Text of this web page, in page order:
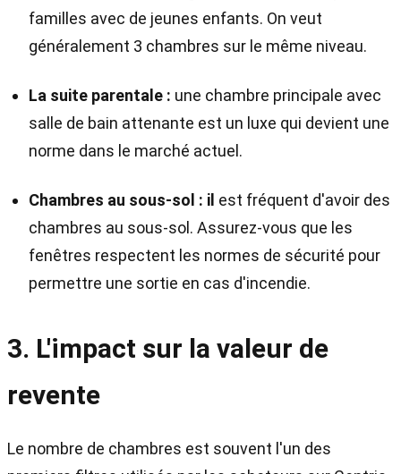
familles avec de jeunes enfants. On veut
généralement 3 chambres sur le même niveau.
La suite parentale : une chambre principale avec
salle de bain attenante est un luxe qui devient une
norme dans le marché actuel.
Chambres au sous-sol : il est fréquent d'avoir des
chambres au sous-sol. Assurez-vous que les
fenêtres respectent les normes de sécurité pour
permettre une sortie en cas d'incendie.
3. L'impact sur la valeur de
revente
Le nombre de chambres est souvent l'un des